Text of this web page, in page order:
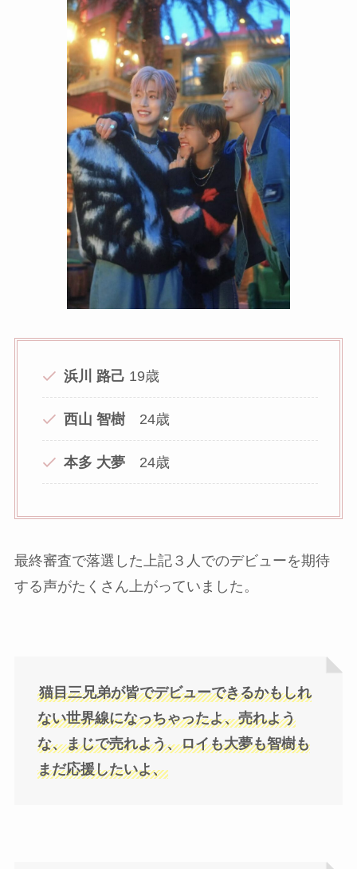
浜川 路己 19歳
西山 智樹 24歳
本多 大夢 24歳
最終審査で落選した上記３人でのデビューを期待
する声がたくさん上がっていました。
猫目三兄弟が皆でデビューできるかもしれ
ない世界線になっちゃったよ、売れよう
な、まじで売れよう、ロイも大夢も智樹も
まだ応援したいよ、